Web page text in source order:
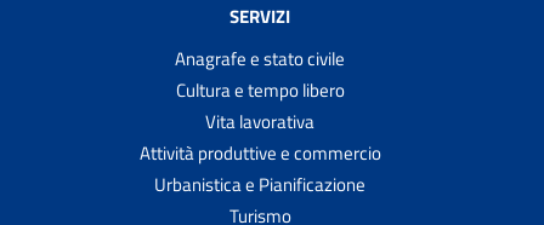
SERVIZI
Anagrafe e stato civile
Cultura e tempo libero
Vita lavorativa
Attività produttive e commercio
Urbanistica e Pianificazione
Turismo